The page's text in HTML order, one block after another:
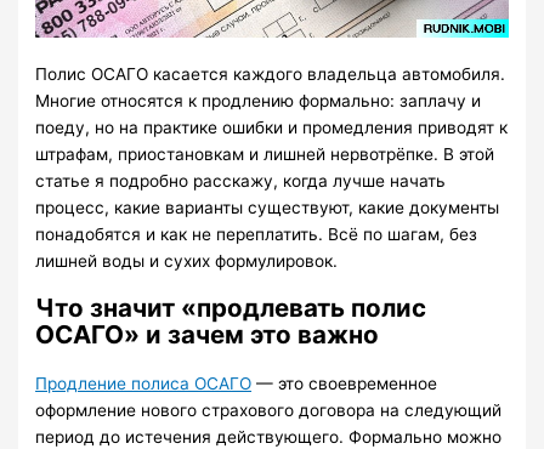
Полис ОСАГО касается каждого владельца автомобиля.
Многие относятся к продлению формально: заплачу и
поеду, но на практике ошибки и промедления приводят к
штрафам, приостановкам и лишней нервотрёпке. В этой
статье я подробно расскажу, когда лучше начать
процесс, какие варианты существуют, какие документы
понадобятся и как не переплатить. Всё по шагам, без
лишней воды и сухих формулировок.
Что значит «продлевать полис
ОСАГО» и зачем это важно
Продление полиса ОСАГО — это своевременное
оформление нового страхового договора на следующий
период до истечения действующего. Формально можно